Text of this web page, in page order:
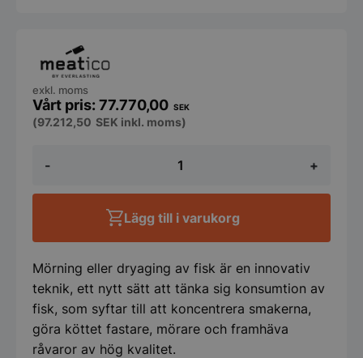
-
700
-
750x850x2080mm
+
77.770,00 SEK
exkl. moms
(97.212,50 SEK inkl. moms)
Lägg till i varukorg
Mörning eller dryaging av fisk är en innovativ
teknik, ett nytt sätt att tänka sig konsumtion av
fisk, som syftar till att koncentrera smakerna,
göra köttet fastare, mörare och framhäva
råvaror av hög kvalitet.